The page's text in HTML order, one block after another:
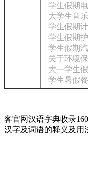
学生假期
大学生音
学生假期
学生假期
学生假期
关于环境
大一学生
学生暑假
客官网汉语字典收录
汉字及词语的释义及用